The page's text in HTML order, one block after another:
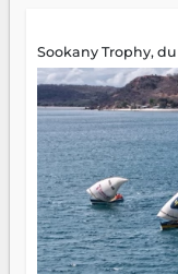
Sookany Trophy,